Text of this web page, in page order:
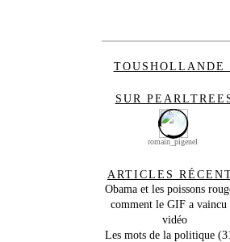
TOUSHOLLANDE
SUR
romain_pigenel
ARTICLES
Obama et les poissons
comment le GIF a vaincu
vidéo
Les mots de la politique